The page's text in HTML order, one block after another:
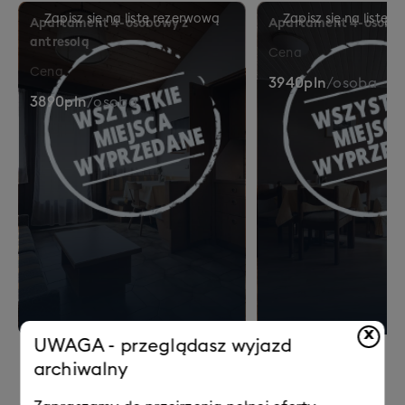
x
UWAGA - przeglądasz wyjazd
archiwalny
8% tras trudnych – dla poszukiwaczy
adrenaliny i mocniejszych wrażeń.
Apartament 4-osobowy z
antresolą
Cena
3890pln/osoba
Apartament 4-
Cena
3940pln/osoba